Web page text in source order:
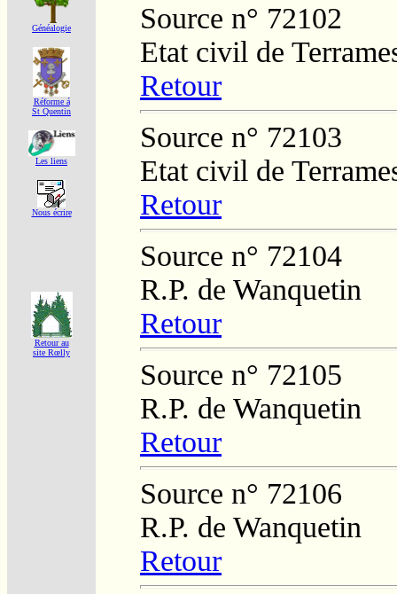
Généalogie
Réforme á
St Quentin
Les liens
Nous écrire
Retour au
site Rœlly
Source n° 72102
Etat civil de
Retour
Source n° 72103
Etat civil de
Retour
Source n° 72104
R.P. de Wanquetin
Retour
Source n° 72105
R.P. de Wanquetin
Retour
Source n° 72106
R.P. de Wanquetin
Retour